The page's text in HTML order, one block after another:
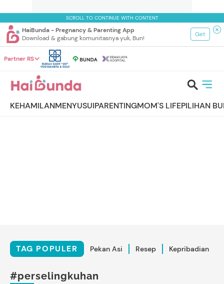
SCROLL TO CONTINUE WITH CONTENT
HaiBunda - Pregnancy & Parenting App
Download & gabung komunitasnya yuk, Bun!
Get
Partner RS
KEHAMILANMENYUSUIPARENTINGMOM'S LIFEPILIHAN
TAG POPULER Pekan Asi Resep Kepribadian
#perselingkuhan